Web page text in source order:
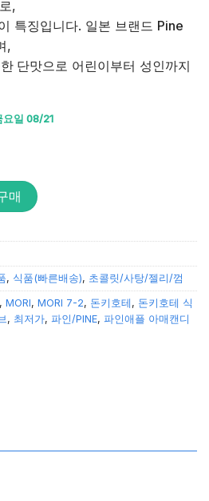
,
특징입니다. 일본 브랜드 Pine
,
단맛으로 어린이부터 성인까지
요일 08/21
110g 수량
매
, 식품(빠른배송), 초콜릿/사탕/젤리/껌
, MORI, MORI 7-2, 돈키호테 , 돈키호테 식
, 최저가, 파인/PINE, 파인애플 아매캔디